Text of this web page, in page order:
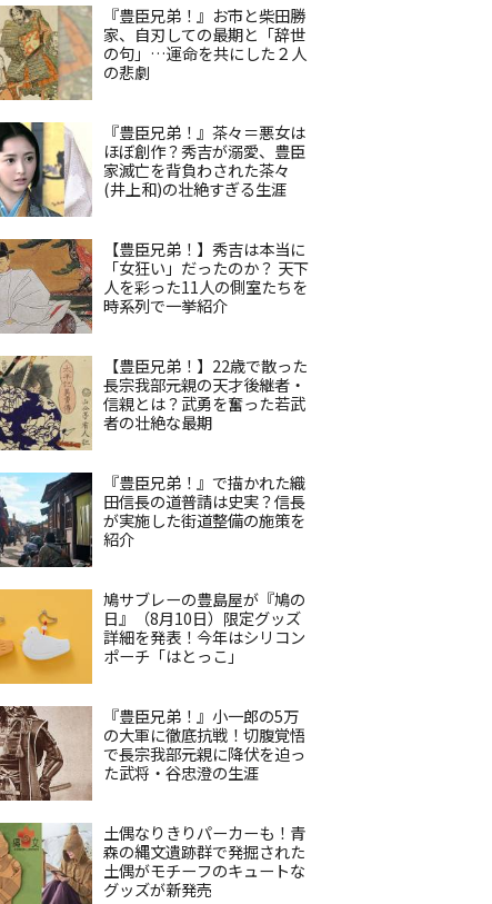
『豊臣兄弟！』お市と柴田勝
家、自刃しての最期と「辞世
の句」…運命を共にした２人
の悲劇
『豊臣兄弟！』茶々＝悪女は
ほぼ創作？秀吉が溺愛、豊臣
家滅亡を背負わされた茶々
(井上和)の壮絶すぎる生涯
【豊臣兄弟！】秀吉は本当に
「女狂い」だったのか？ 天下
人を彩った11人の側室たちを
時系列で一挙紹介
【豊臣兄弟！】22歳で散った
長宗我部元親の天才後継者・
信親とは？武勇を奮った若武
者の壮絶な最期
『豊臣兄弟！』で描かれた織
田信長の道普請は史実？信長
が実施した街道整備の施策を
紹介
鳩サブレーの豊島屋が『鳩の
日』（8月10日）限定グッズ
詳細を発表！今年はシリコン
ポーチ「はとっこ」
『豊臣兄弟！』小一郎の5万
の大軍に徹底抗戦！切腹覚悟
で長宗我部元親に降伏を迫っ
た武将・谷忠澄の生涯
土偶なりきりパーカーも！青
森の縄文遺跡群で発掘された
土偶がモチーフのキュートな
グッズが新発売